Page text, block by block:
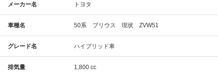
メーカー名 トヨタ
車種名 50系 プリウス 現状 ZVW51
グレード名 ハイブリッド車
排気量 1,800 cc